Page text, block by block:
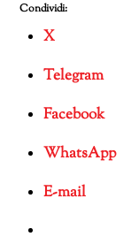
Condividi:
X
Telegram
Facebook
WhatsApp
E-mail